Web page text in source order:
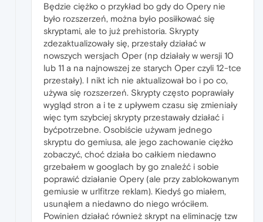
Będzie ciężko o przykład bo gdy do Opery nie
było rozszerzeń, można było posiłkować się
skryptami, ale to już prehistoria. Skrypty
zdezaktualizowały się, przestały działać w
nowszych wersjach Oper (np działały w wersji 10
lub 11 a na najnowszej ze starych Oper czyli 12-tce
przestały). I nikt ich nie aktualizował bo i po co,
używa się rozszerzeń. Skrypty często poprawiały
wygląd stron a i te z upływem czasu się zmieniały
więc tym szybciej skrypty przestawały działać i
byćpotrzebne. Osobiście używam jednego
skryptu do gemiusa, ale jego zachowanie ciężko
zobaczyć, choć działa bo całkiem niedawno
grzebałem w googlach by go znaleźć i sobie
poprawić działanie Opery (ale przy zablokowanym
gemiusie w urlfitrze reklam). Kiedyś go miałem,
usunąłem a niedawno do niego wróciłem.
Powinien działać również skrypt na eliminację tzw